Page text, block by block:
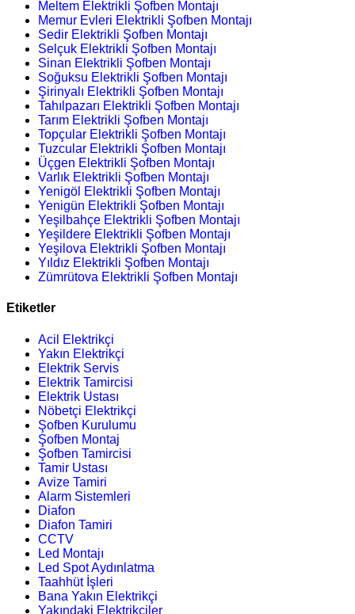
Meltem Elektrikli Şofben Montajı
Memur Evleri Elektrikli Şofben Montajı
Sedir Elektrikli Şofben Montajı
Selçuk Elektrikli Şofben Montajı
Sinan Elektrikli Şofben Montajı
Soğuksu Elektrikli Şofben Montajı
Şirinyalı Elektrikli Şofben Montajı
Tahılpazarı Elektrikli Şofben Montajı
Tarım Elektrikli Şofben Montajı
Topçular Elektrikli Şofben Montajı
Tuzcular Elektrikli Şofben Montajı
Üçgen Elektrikli Şofben Montajı
Varlık Elektrikli Şofben Montajı
Yenigöl Elektrikli Şofben Montajı
Yenigün Elektrikli Şofben Montajı
Yeşilbahçe Elektrikli Şofben Montajı
Yeşildere Elektrikli Şofben Montajı
Yeşilova Elektrikli Şofben Montajı
Yıldız Elektrikli Şofben Montajı
Zümrütova Elektrikli Şofben Montajı
Etiketler
Acil Elektrikçi
Yakın Elektrikçi
Elektrik Servis
Elektrik Tamircisi
Elektrik Ustası
Nöbetçi Elektrikçi
Şofben Kurulumu
Şofben Montaj
Şofben Tamircisi
Tamir Ustası
Avize Tamiri
Alarm Sistemleri
Diafon
Diafon Tamiri
CCTV
Led Montajı
Led Spot Aydınlatma
Taahhüt İşleri
Bana Yakın Elektrikçi
Yakındaki Elektrikçiler